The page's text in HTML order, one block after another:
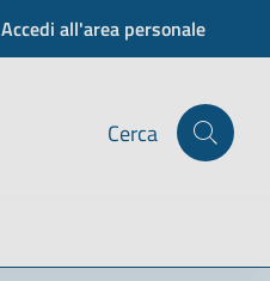
Accedi all'area personale
Cerca